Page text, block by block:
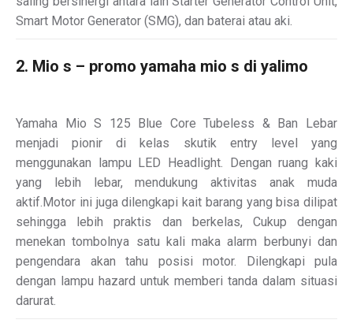
Smart Motor Generator (SMG), dan baterai atau aki.
2. Mio s – promo yamaha mio s di yalimo
Yamaha Mio S 125 Blue Core Tubeless & Ban Lebar
menjadi pionir di kelas skutik entry level yang
menggunakan lampu LED Headlight. Dengan ruang kaki
yang lebih lebar, mendukung aktivitas anak muda
aktif.Motor ini juga dilengkapi kait barang yang bisa dilipat
sehingga lebih praktis dan berkelas, Cukup dengan
menekan tombolnya satu kali maka alarm berbunyi dan
pengendara akan tahu posisi motor. Dilengkapi pula
dengan lampu hazard untuk memberi tanda dalam situasi
darurat.